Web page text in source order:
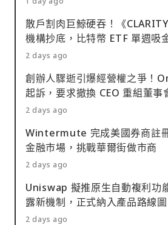
散戶割肉巨鯨硬吞！《
機構抄底，比特幣 ETF 單週吸
2 days ago
創辦人驟逝引爆經營權之爭！
起訴，要求撤換 CEO 重組董事
2 days ago
Wintermute 完成美國券商註
金融市場，挑戰華爾街做市商
2 days ago
Uniswap 擬推原生自動複利功
露新機制，正式納入產品路線圖
2 days ago